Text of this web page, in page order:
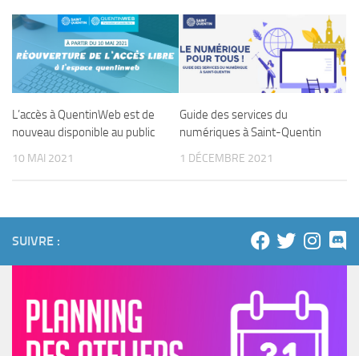
L’accès à QuentinWeb est de
nouveau disponible au public
10 MAI 2021
Guide des services du
numériques à Saint-Quentin
1 DÉCEMBRE 2021
SUIVRE :